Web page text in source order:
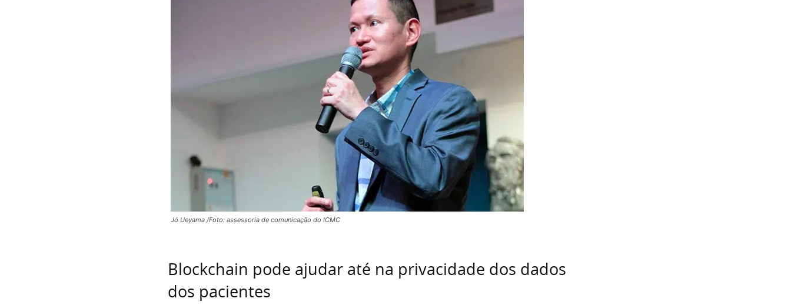
Jó Ueyama /Foto: assessoria de comunicação do ICMC
Blockchain pode ajudar até na privacidade dos dados
dos pacientes